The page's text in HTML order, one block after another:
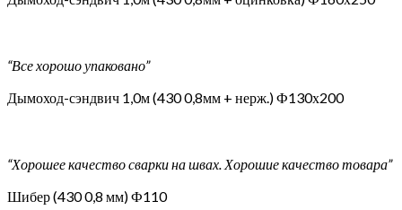
“Все хорошо упаковано”
Дымоход-сэндвич 1,0м (430 0,8мм + нерж.) Ф130х200
“Хорошее качество сварки на швах. Хорошие качество товара”
Шибер (430 0,8 мм) Ф110